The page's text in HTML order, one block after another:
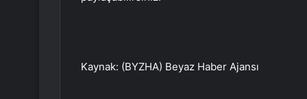
Kaynak: (BYZHA) Beyaz Haber Ajansı